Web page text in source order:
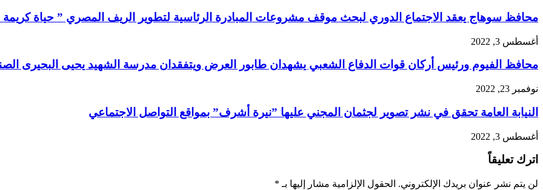
محافظ سوهاج يعقد الاجتماع الدوري لبحث موقف مشروعات المبادرة الرئاسية لتطوير الريف المصري ” حياة كريمة
أغسطس 3, 2022
محافظ الفيوم ورئيس أركان قوات الدفاع الشعبي يشهدان طابور العرض ويتفقدان مدرسة الشهيد يحيى البحيرى
نوفمبر 23, 2022
النيابة العامة تحقق في نشر تصوير لجثمان المجني عليها ”نيرة أشرف” بمواقع التواصل الاجتماعي
أغسطس 3, 2022
اترك تعليقاً
لن يتم نشر عنوان بريدك الإلكتروني. الحقول الإلزامية مشار إليها بـ *